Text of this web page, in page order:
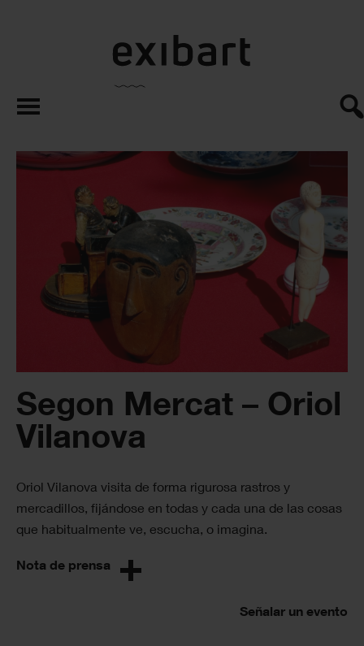
exibart.es
Segon Mercat – Oriol
Vilanova
Oriol Vilanova visita de forma rigurosa rastros y
mercadillos, fijándose en todas y cada una de las cosas
que habitualmente ve, escucha, o imagina.
Nota de prensa
Señalar un evento